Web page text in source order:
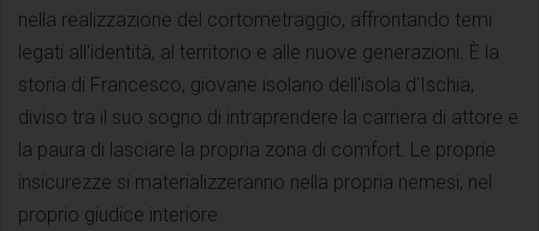
nella realizzazione del cortometraggio, affrontando temi
legati all'identità, al territorio e alle nuove generazioni. È la
storia di Francesco, giovane isolano dell'isola d'Ischia,
diviso tra il suo sogno di intraprendere la carriera di attore e
la paura di lasciare la propria zona di comfort. Le proprie
insicurezze si materializzeranno nella propria nemesi, nel
proprio giudice interiore.